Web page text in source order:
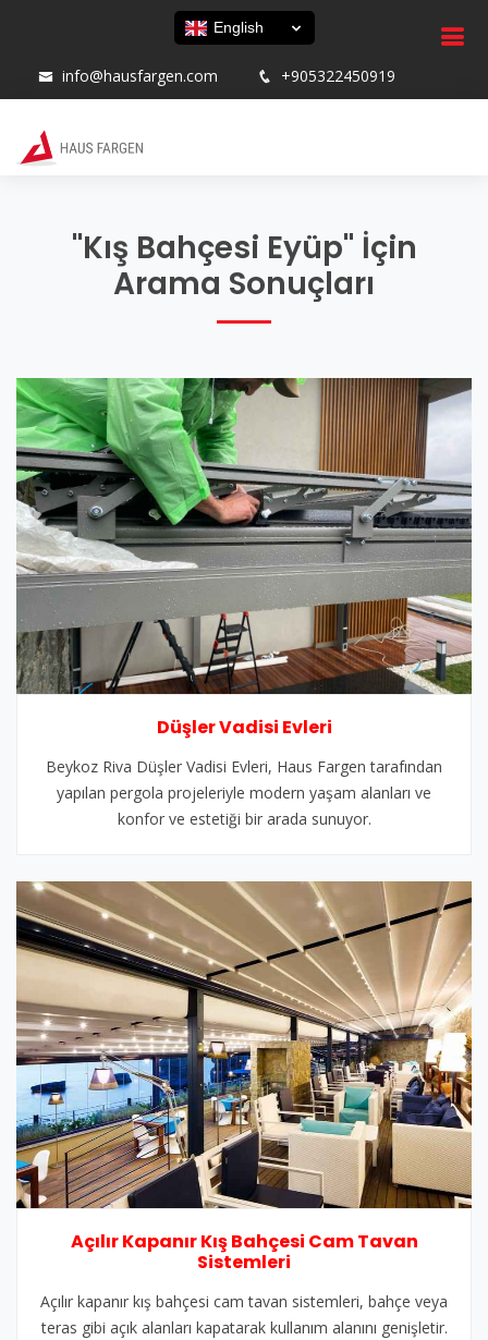
English
info@hausfargen.com +905322450919
"Kış Bahçesi Eyüp" İçin
Arama Sonuçları
Düşler Vadisi Evleri
Beykoz Riva Düşler Vadisi Evleri, Haus Fargen tarafından
yapılan pergola projeleriyle modern yaşam alanları ve
konfor ve estetiği bir arada sunuyor.
Açılır Kapanır Kış Bahçesi Cam Tavan
Sistemleri
Açılır kapanır kış bahçesi cam tavan sistemleri, bahçe veya
teras gibi açık alanları kapatarak kullanım alanını genişletir.